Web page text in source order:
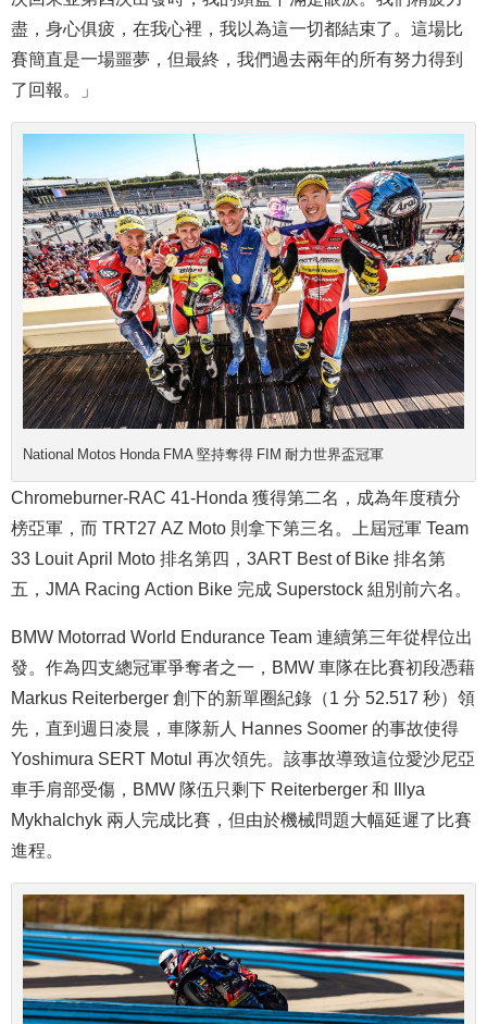
盡，身心俱疲，在我心裡，我以為這一切都結束了。這場比
賽簡直是一場噩夢，但最終，我們過去兩年的所有努力得到
了回報。」
National Motos Honda FMA 堅持奪得 FIM 耐力世界盃冠軍
Chromeburner-RAC 41-Honda 獲得第二名，成為年度積分
榜亞軍，而 TRT27 AZ Moto 則拿下第三名。上屆冠軍 Team
33 Louit April Moto 排名第四，3ART Best of Bike 排名第
五，JMA Racing Action Bike 完成 Superstock 組別前六名。
BMW Motorrad World Endurance Team 連續第三年從桿位出
發。 作為四支總冠軍爭奪者之一，BMW 車隊在比賽初段憑藉
Markus Reiterberger 創下的新單圈紀錄（1 分 52.517 秒）領
先，直到週日凌晨，車隊新人 Hannes Soomer 的事故使得
Yoshimura SERT Motul 再次領先。該事故導致這位愛沙尼亞
車手肩部受傷，BMW 隊伍只剩下 Reiterberger 和 Illya
Mykhalchyk 兩人完成比賽，但由於機械問題大幅延遲了比賽
進程。